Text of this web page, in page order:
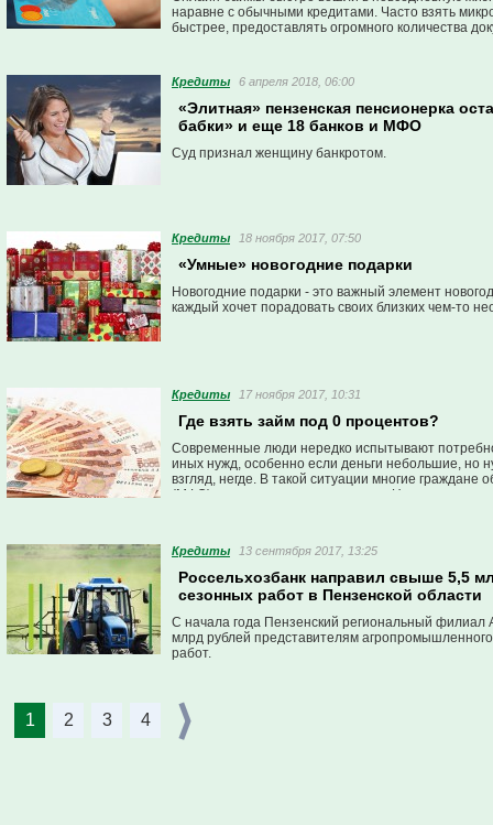
наравне с обычными кредитами. Часто взять
быстрее, предоставлять огромного количества
Кредиты 6 апреля 2018, 06:00
«Элитная» пензенская пенсионерка
бабки» и еще 18 банков и МФО
Суд признал женщину банкротом.
Кредиты 18 ноября 2017, 07:50
«Умные» новогодние подарки
Новогодние подарки - это важный элемент
каждый хочет порадовать своих близких чем-то
Кредиты 17 ноября 2017, 10:31
Где взять займ под 0 процентов?
Современные люди нередко испытывают
иных нужд, особенно если деньги небольшие, но
взгляд, негде. В такой ситуации многие
(МФО), готовые дать деньги в долг. Но все
Кредиты 13 сентября 2017, 13:25
Россельхозбанк направил свыше 5,5
сезонных работ в Пензенской области
С начала года Пензенский региональный
млрд рублей представителям
работ.
1 2 3 4